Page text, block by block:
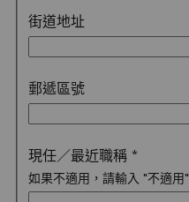
街道地址
郵遞區號
現任／最近職稱 *
如果不適用，請輸入 "不適用"